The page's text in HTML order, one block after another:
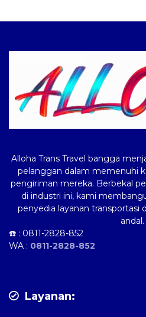
Alloha Trans Travel bangga
pelanggan dalam memenuhi
pengiriman mereka. Berbekal
di industri ini, kami
penyedia layanan transportasi
andal.
☎️ : 0811-2828-852
WA : 0811-2828-852
Layanan: